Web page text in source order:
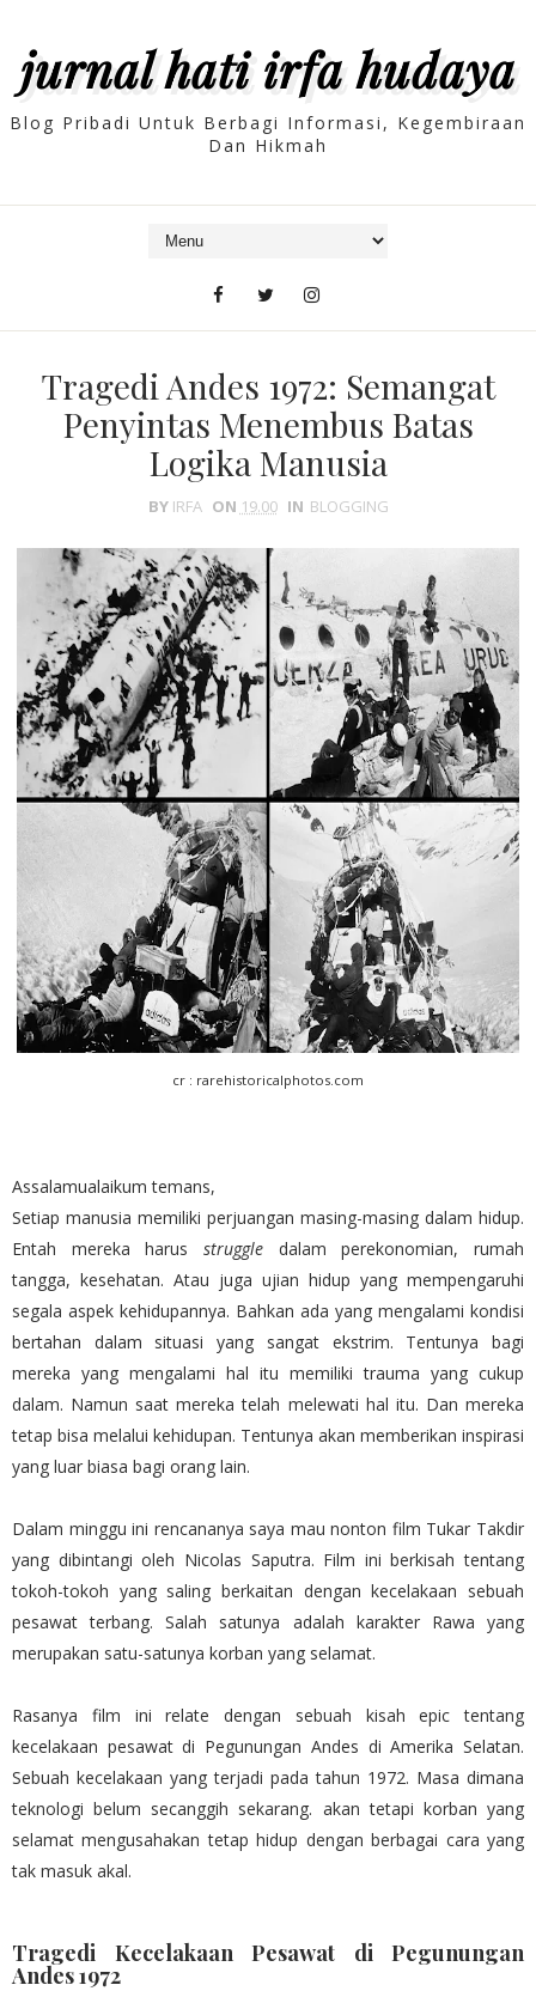
jurnal hati irfa hudaya
Blog Pribadi Untuk Berbagi Informasi, Kegembiraan
Dan Hikmah
Tragedi Andes 1972: Semangat
Penyintas Menembus Batas
Logika Manusia
BY IRFA ON 19.00 IN BLOGGING
cr : rarehistoricalphotos.com
Assalamualaikum temans,
Setiap manusia memiliki perjuangan masing-masing dalam hidup.
Entah mereka harus struggle dalam perekonomian, rumah
tangga, kesehatan. Atau juga ujian hidup yang mempengaruhi
segala aspek kehidupannya. Bahkan ada yang mengalami kondisi
bertahan dalam situasi yang sangat ekstrim. Tentunya bagi
mereka yang mengalami hal itu memiliki trauma yang cukup
dalam. Namun saat mereka telah melewati hal itu. Dan mereka
tetap bisa melalui kehidupan. Tentunya akan memberikan inspirasi
yang luar biasa bagi orang lain.
Dalam minggu ini rencananya saya mau nonton film Tukar Takdir
yang dibintangi oleh Nicolas Saputra. Film ini berkisah tentang
tokoh-tokoh yang saling berkaitan dengan kecelakaan sebuah
pesawat terbang. Salah satunya adalah karakter Rawa yang
merupakan satu-satunya korban yang selamat.
Rasanya film ini relate dengan sebuah kisah epic tentang
kecelakaan pesawat di Pegunungan Andes di Amerika Selatan.
Sebuah kecelakaan yang terjadi pada tahun 1972. Masa dimana
teknologi belum secanggih sekarang. akan tetapi korban yang
selamat mengusahakan tetap hidup dengan berbagai cara yang
tak masuk akal.
Tragedi Kecelakaan Pesawat di Pegunungan
Andes 1972